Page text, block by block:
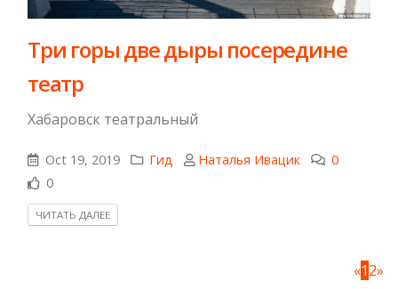
Три горы две дыры посередине
театр
Хабаровск театральный
Oct 19, 2019 Гид Наталья Ивацик
0
0
ЧИТАТЬ ДАЛЕЕ
«12»